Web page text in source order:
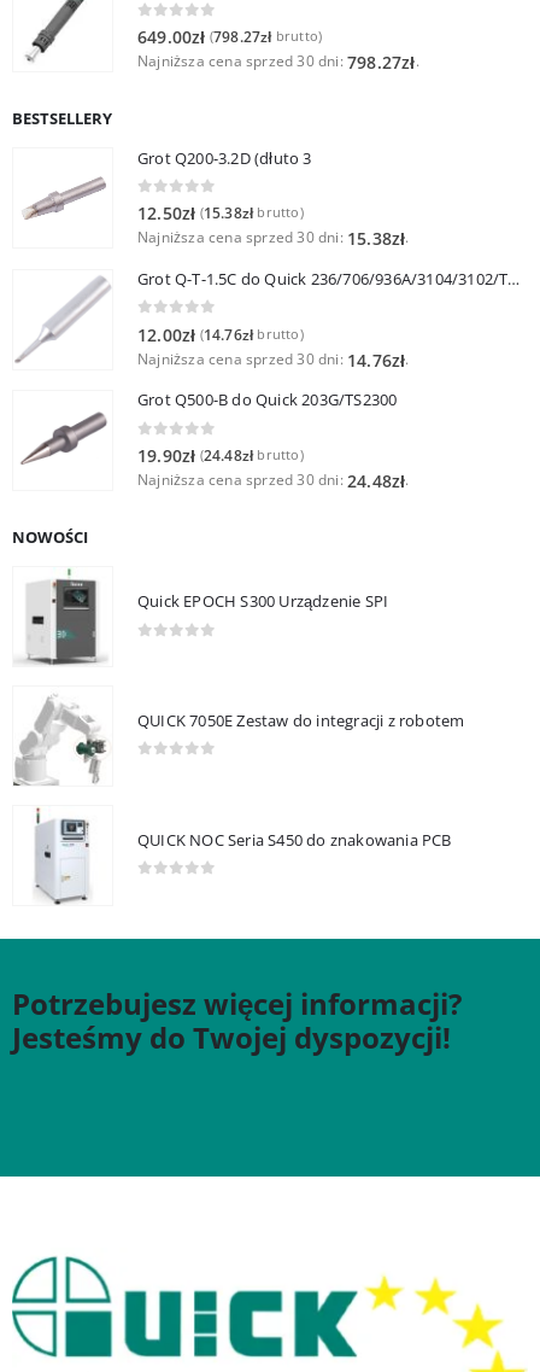
649.00zł (798.27złbrutto)
Najniższa cena sprzed 30 dni: 798.27zł.
BESTSELLERY
Grot Q200-3.2D (dłuto 3
0out of 5
12.50zł (15.38złbrutto)
Najniższa cena sprzed 30 dni: 15.38zł.
Grot Q-T-1.5C do Quick 236/706/936A/3104/3102/TS1100
12.00zł (14.76złbrutto)
Najniższa cena sprzed 30 dni: 14.76zł.
Grot Q500-B do Quick 203G/TS2300
0out of 5
19.90zł (24.48złbrutto)
Najniższa cena sprzed 30 dni: 24.48zł.
NOWOŚCI
Quick EPOCH S300 Urządzenie SPI
QUICK 7050E Zestaw do integracji z robotem
QUICK NOC Seria S450 do znakowania PCB
Potrzebujesz więcej informacji?
Jesteśmy do Twojej dyspozycji!